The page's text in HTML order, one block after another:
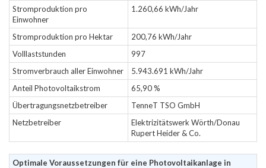
Stromproduktion pro
Einwohner
1.260,66 kWh/Jahr
Stromproduktion pro Hektar
200,76 kWh/Jahr
Volllaststunden
997
Stromverbrauch aller Einwohner
5.943.691 kWh/Jahr
Anteil Photovoltaikstrom
65,90 %
Übertragungsnetzbetreiber
TenneT TSO GmbH
Netzbetreiber
Elektrizitätswerk Wörth/Donau
Rupert Heider & Co.
Optimale Voraussetzungen für eine Photovoltaikanlage in